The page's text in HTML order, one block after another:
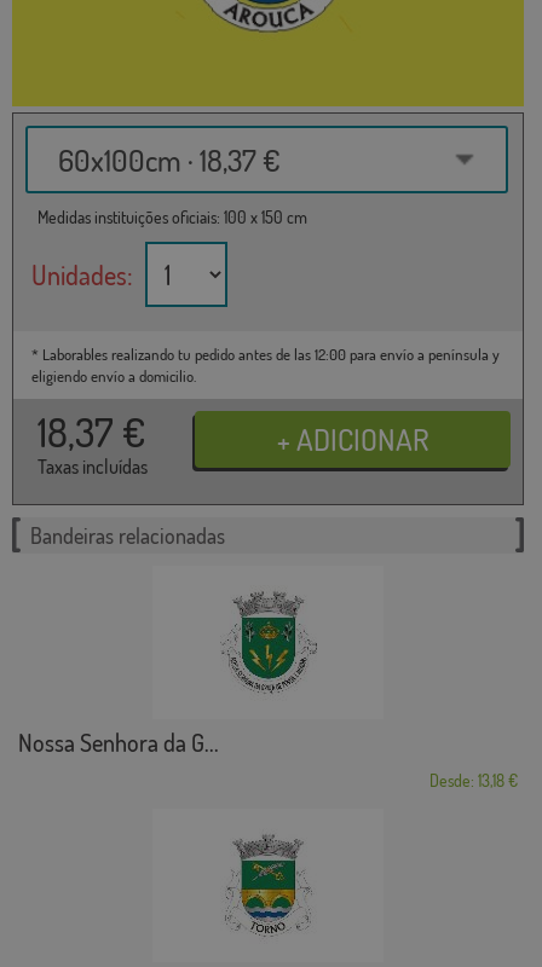
60x100cm · 18,37 €
Medidas instituições oficiais: 100 x 150 cm
Unidades:
* Laborables realizando tu pedido antes de las 12:00 para envío a península y
eligiendo envío a domicilio.
18,37 €
Taxas incluídas
Bandeiras relacionadas
Nossa Senhora da G...
Desde: 13,18 €